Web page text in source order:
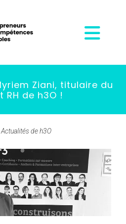
Ziani, titulaire du
RH de h3O !
Actualités de h3O